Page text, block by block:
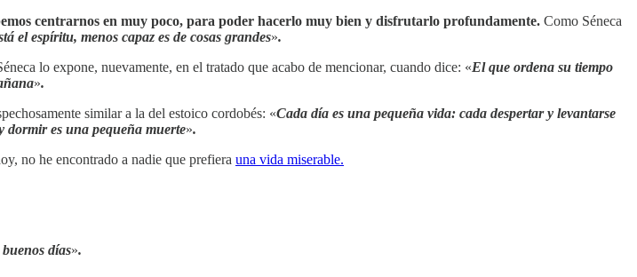
centrarnos en muy poco, para poder hacerlo muy bien y disfrutarlo profundamente. Como Séneca
el espíritu, menos capaz es de cosas grandes».
lo expone, nuevamente, en el tratado que acabo de mencionar, cuando dice: «El que ordena su tiempo
».
similar a la del estoico cordobés: «Cada día es una pequeña vida: cada despertar y levantarse
dormir es una pequeña muerte».
no he encontrado a nadie que prefiera una vida miserable.
días».